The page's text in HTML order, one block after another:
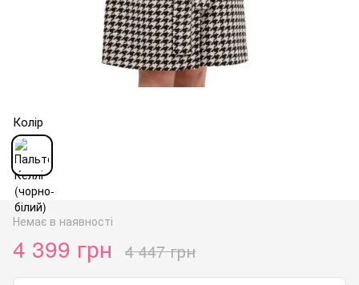
Колір
Немає в наявності
4 399 грн 4 447 грн